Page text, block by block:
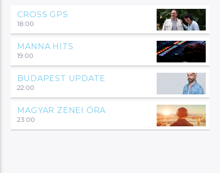
CROSS GPS
18:00
MANNA HITS
19:00
BUDAPEST UPDATE
22:00
MAGYAR ZENEI ÓRA
23:00